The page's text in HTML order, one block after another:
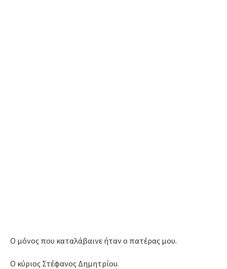
Ο μόνος που καταλάβαινε ήταν ο πατέρας μου.
Ο κύριος Στέφανος Δημητρίου.